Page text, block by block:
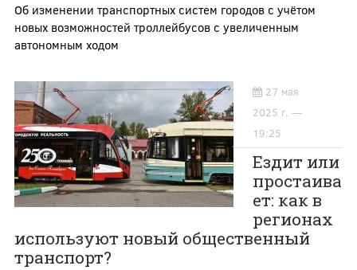
Об изменении транспортных систем городов с учётом
новых возможностей троллейбусов с увеличенным
автономным ходом
27 мая
2025 г. —
19:25
Ездит или
простаива
ет: как в
регионах
используют новый общественный
транспорт?